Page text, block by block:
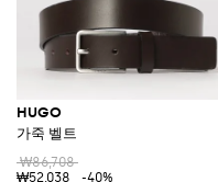
HUGO
가죽 벨트
₩86,708
₩52,038
-40%